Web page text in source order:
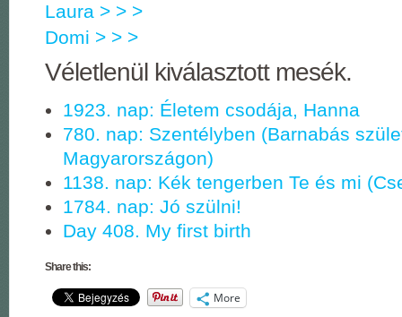
Laura > > >
Domi > > >
Véletlenül kiválasztott mesék.
1923. nap: Életem csodája, Hanna
780. nap: Szentélyben (Barnabás
Magyarországon)
1138. nap: Kék tengerben Te és mi
1784. nap: Jó szülni!
Day 408. My first birth
Share this:
More